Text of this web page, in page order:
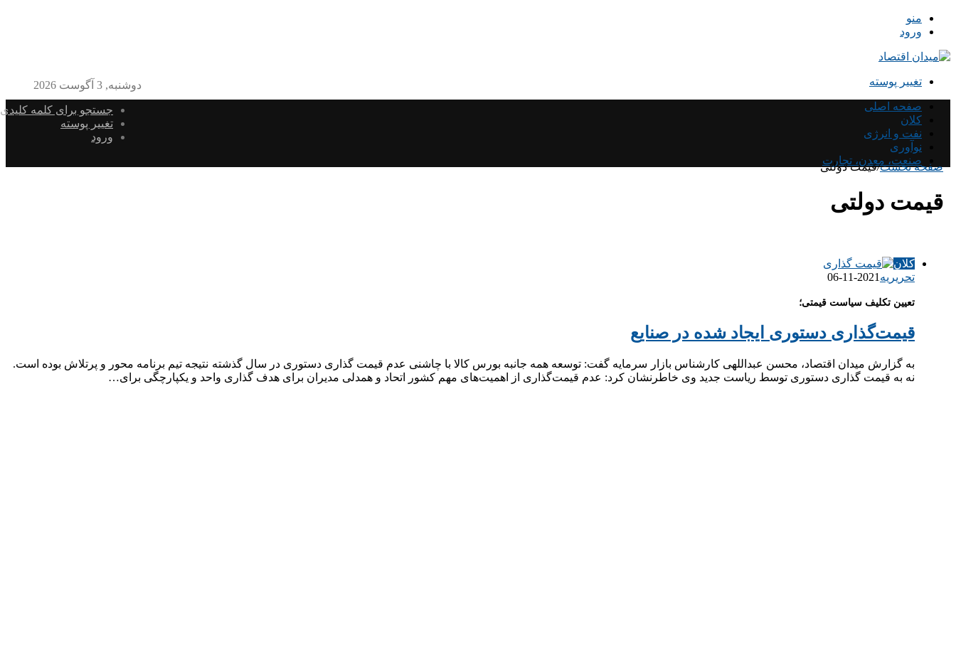
منو
ورود
تغییر پوسته
صفحه اصلی
کلان
نفت و انرژی
نوآوری
صنعت، معدن، تجارت
دوشنبه, 3 آگوست 2026
جستجو برای کلمه کلیدی
تغییر پوسته
ورود
صفحه نخست/قیمت دولتی
قیمت دولتی
کلان
تحریریه 2021-11-06
تعیین تکلیف سیاست قیمتی؛
قیمت‌گذاری دستوری ایجاد شده در صنایع
به گزارش میدان اقتصاد، محسن عبداللهی کارشناس بازار سرمایه گفت: توسعه همه جانبه بورس کالا با چاشنی عدم قیمت گذاری دستوری در سال گذشته نتیجه تیم برنامه محور و پرتلاش بوده است.
نه به قیمت گذاری دستوری توسط ریاست جدید وی خاطرنشان کرد: عدم قیمت‌گذاری از اهمیت‌های مهم کشور اتحاد و همدلی مدیران برای هدف گذاری واحد و یکپارچگی برای…